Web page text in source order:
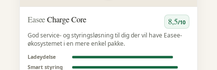
EaseeCharge Core 8,5/10
God service- og styringsløsning til dig der vil have Easee-
økosystemet i en mere enkel pakke.
Ladeydelse
Smart styring